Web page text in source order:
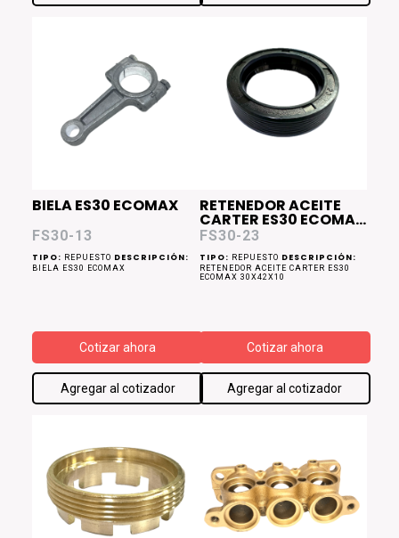
BIELA ES30 ECOMAX
FS30-13
TIPO: REPUESTO DESCRIPCIÓN:
BIELA ES30 ECOMAX
Cotizar ahora
Agregar al cotizador
RETENEDOR ACEITE
CARTER ES30 ECOMAX
30x42x10
FS30-23
TIPO: REPUESTO DESCRIPCIÓN:
RETENEDOR ACEITE CARTER ES30
ECOMAX 30X42X10
Cotizar ahora
Agregar al cotizador